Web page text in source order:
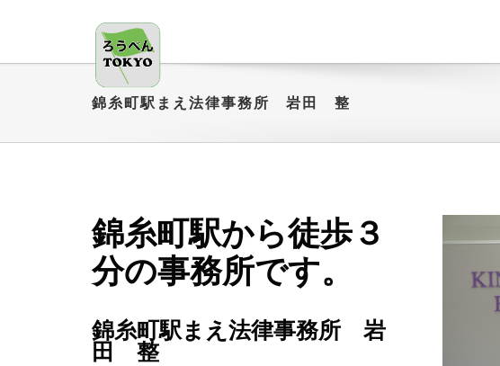
錦糸町駅まえ法律事務所 岩田 整
錦糸町駅から徒歩３
分の事務所です。
錦糸町駅まえ法律事務所 岩
田 整